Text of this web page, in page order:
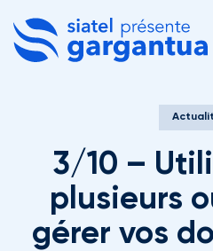
3/10 –
plusieurs
gérer vos